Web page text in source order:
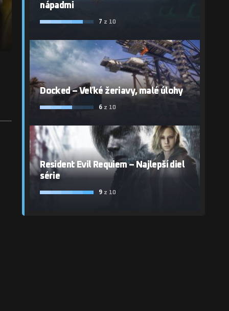
nápadmi
7 z 10
Docked – Veľké žeriavy, malé úlohy
6 z 10
Resident Evil Requiem – Najlepší diel
série
9 z 10